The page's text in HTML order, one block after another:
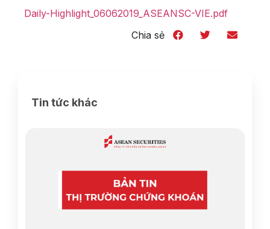
Daily-Highlight_06062019_ASEANSC-VIE.pdf
Chia sẻ
Tin tức khác